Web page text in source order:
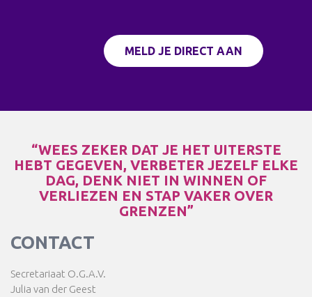
MELD JE DIRECT AAN
“WEES ZEKER DAT JE HET UITERSTE
HEBT GEGEVEN, VERBETER JEZELF ELKE
DAG, DENK NIET IN WINNEN OF
VERLIEZEN EN STAP VAKER OVER
GRENZEN”
CONTACT
Secretariaat O.G.A.V.
Julia van der Geest